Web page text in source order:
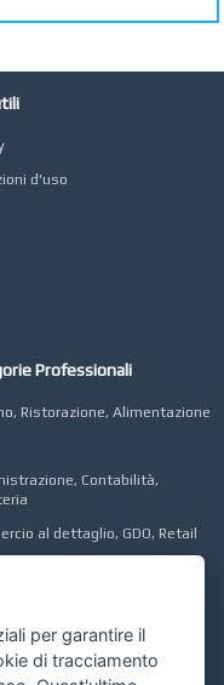
Antonella Micci,
Commercialista e
Revisore dei Conti a
AZIENDA AGRICOLA DI
COLA
d'uso
Professionali
Ristorazione, Alimentazione
Contabilità,
al dettaglio, GDO, Retail
per garantire il
di tracciamento